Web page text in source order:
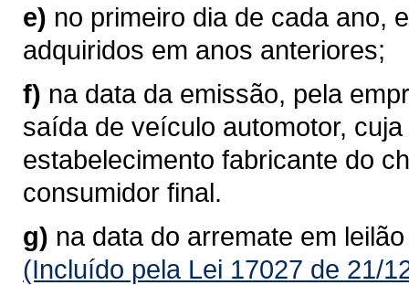
e) no primeiro dia de cada ano,
adquiridos em anos anteriores;
f) na data da emissão, pela
saída de veículo automotor,
estabelecimento fabricante do
consumidor final.
g) na data do arremate em
(Incluído pela Lei 17027 de 21/